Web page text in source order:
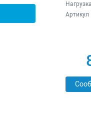
Артикул